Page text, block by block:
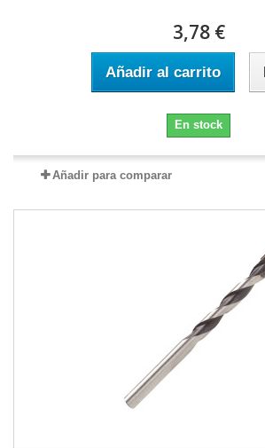
3,78 €
Añadir al carrito
En stock
Añadir para comparar